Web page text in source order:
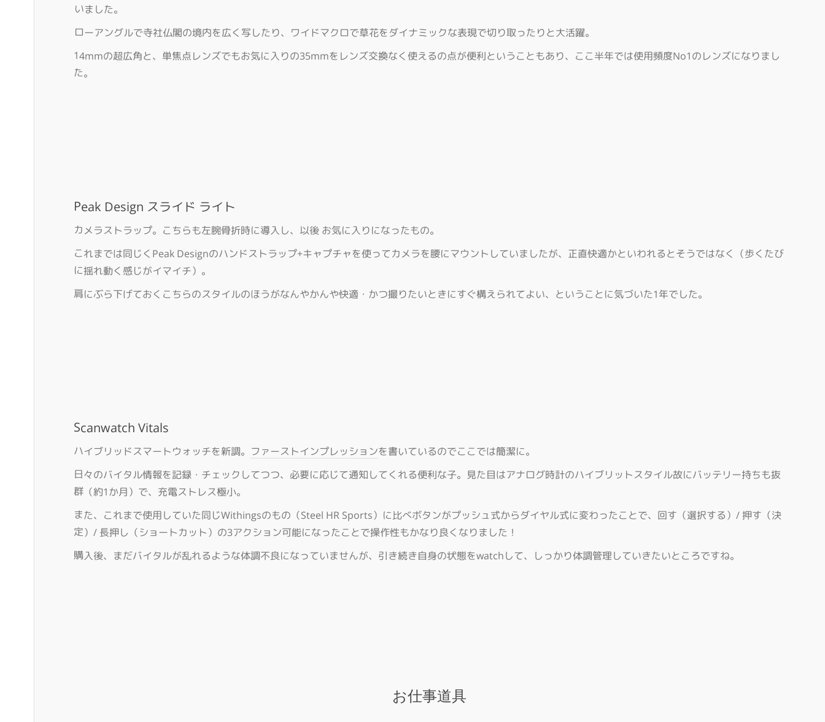
いました。
ローアングルで寺社仏閣の境内を広く写したり、ワイドマクロで草花をダイナミックな表現で切り取ったりと大活躍。
14mmの超広角と、単焦点レンズでもお気に入りの35mmをレンズ交換なく使えるの点が便利ということもあり、ここ半年では使用頻度No1のレンズになりまし
た。
Peak Design スライド ライト
カメラストラップ。こちらも左腕骨折時に導入し、以後 お気に入りになったもの。
これまでは同じくPeak Designのハンドストラップ+キャプチャを使ってカメラを腰にマウントしていましたが、正直快適かといわれるとそうではなく（歩くたび
に揺れ動く感じがイマイチ）。
肩にぶら下げておくこちらのスタイルのほうがなんやかんや快適・かつ撮りたいときにすぐ構えられてよい、ということに気づいた1年でした。
Scanwatch Vitals
ハイブリッドスマートウォッチを新調。 ファーストインプレッションを書いているのでここでは簡潔に。
日々のバイタル情報を記録・チェックしてつつ、必要に応じて通知してくれる便利な子。見た目はアナログ時計のハイブリットスタイル故にバッテリー持ちも抜
群（約1か月）で、充電ストレス極小。
また、これまで使用していた同じWithingsのもの（Steel HR Sports）に比べボタンがプッシュ式からダイヤル式に変わったことで、回す（選択する）/ 押す（決
定）/ 長押し（ショートカット）の3アクション可能になったことで操作性もかなり良くなりました！
購入後、まだバイタルが乱れるような体調不良になっていませんが、引き続き自身の状態をwatchして、しっかり体調管理していきたいところですね。
お仕事道具